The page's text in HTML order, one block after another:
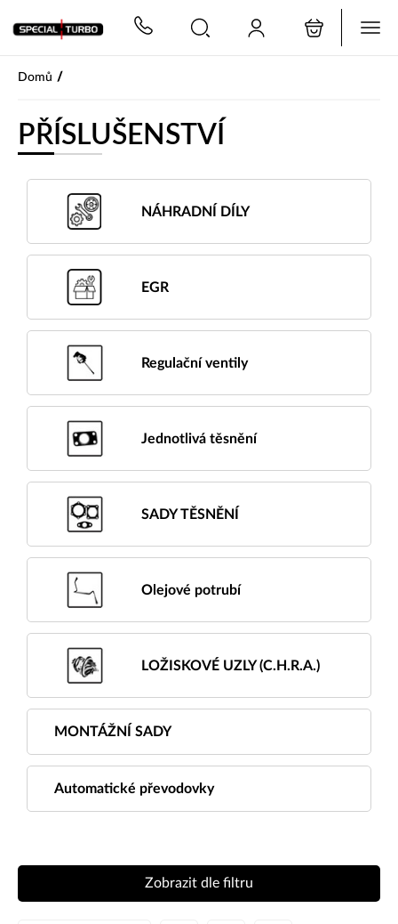
Domů /
PŘÍSLUŠENSTVÍ
NÁHRADNÍ DÍLY
EGR
Regulační ventily
Jednotlivá těsnění
SADY TĚSNĚNÍ
Olejové potrubí
LOŽISKOVÉ UZLY (C.H.R.A.)
MONTÁŽNÍ SADY
Automatické převodovky
Zobrazit dle filtru